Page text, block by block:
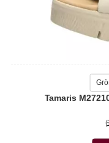
Tamaris